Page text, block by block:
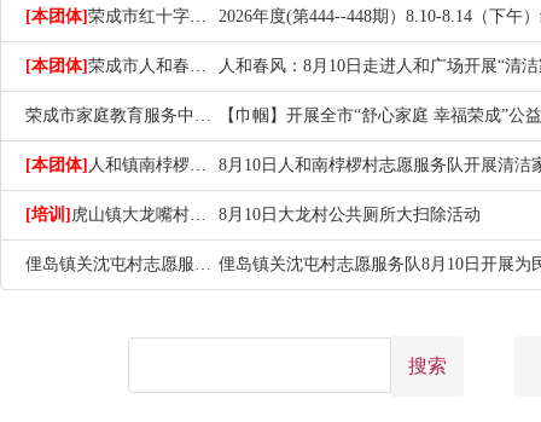
[本团体] 荣成市红十字会志愿者团队
[本团体] 荣成市人和春风志愿服务队
荣成市家庭教育服务中心志愿服务队
[本团体] 人和镇南桲椤村志愿者服务队
[培训] 虎山镇大龙嘴村志愿服务队 8月10日大龙村公共厕所大扫除活动
俚岛镇关沈屯村志愿服务队
搜索